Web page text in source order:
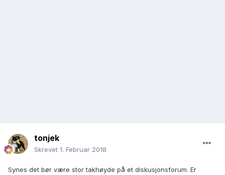
tonjek
Skrevet 1. Februar 2018
Synes det bør være stor takhøyde på et diskusjonsforum. Er